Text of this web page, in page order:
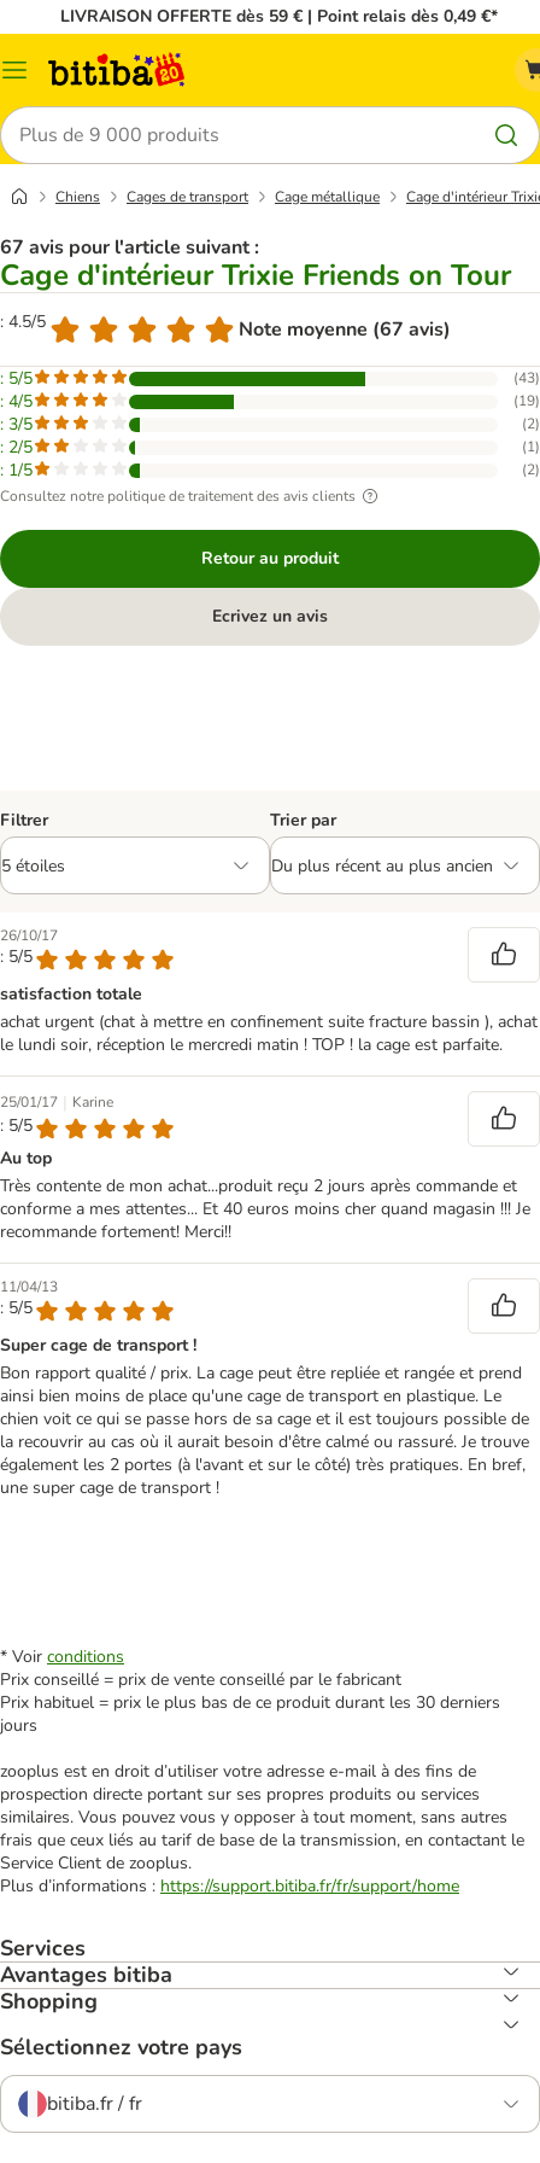
LIVRAISON OFFERTE dès 59 € | Point relais dès 0,49 €*
Menu
Rechercher
Chiens Cages de transport Cage métallique Cage d'intérieur
67 avis pour l'article suivant :
Cage d'intérieur Trixie Friends on Tour
: 4.5/5 Note moyenne (67 avis)
: 5/5 (43)
: 4/5 (19)
: 3/5 (2)
: 2/5 (1)
: 1/5 (2)
Consultez notre politique de traitement des avis clients
Retour au produit
Ecrivez un avis
Filtrer Trier par
26/10/17
: 5/5
satisfaction totale
achat urgent (chat à mettre en confinement suite fracture bassin ), achat
le lundi soir, réception le mercredi matin ! TOP ! la cage est parfaite.
25/01/17 | Karine
: 5/5
Au top
Très contente de mon achat...produit reçu 2 jours après commande et
conforme a mes attentes... Et 40 euros moins cher quand magasin !!! Je
recommande fortement! Merci!!
11/04/13
: 5/5
Super cage de transport !
Bon rapport qualité / prix. La cage peut être repliée et rangée et prend
ainsi bien moins de place qu'une cage de transport en plastique. Le
chien voit ce qui se passe hors de sa cage et il est toujours possible de
la recouvrir au cas où il aurait besoin d'être calmé ou rassuré. Je trouve
également les 2 portes (à l'avant et sur le côté) très pratiques. En bref,
une super cage de transport !
* Voir conditions
Prix conseillé = prix de vente conseillé par le fabricant
Prix habituel = prix le plus bas de ce produit durant les 30 derniers
jours
zooplus est en droit d’utiliser votre adresse e‑mail à des fins de
prospection directe portant sur ses propres produits ou services
similaires. Vous pouvez vous y opposer à tout moment, sans autres
frais que ceux liés au tarif de base de la transmission, en contactant le
Service Client de zooplus.
Plus d’informations : https://support.bitiba.fr/fr/support/home
Services
Avantages bitiba
Shopping
Sélectionnez votre pays
bitiba.fr / fr